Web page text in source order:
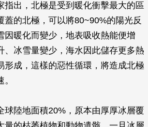
指出，北極是受到暖化衝擊最大的區
蓋的北極，可以將80~90%的陽光反
因暖化而變少，地表吸收熱能便增
、冰雪量變少，海水因此儲存更多熱
形成，這樣的惡性循環，將造成北極
球陸地面積20%，原本由厚厚冰層覆